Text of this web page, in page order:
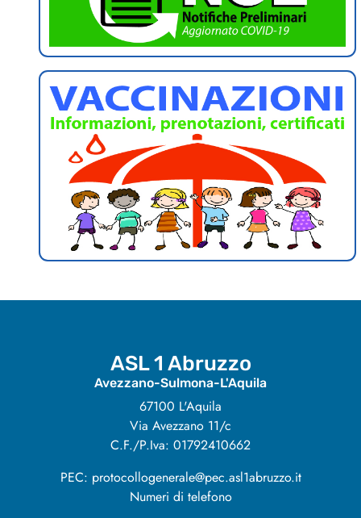
ASL 1 Abruzzo
Avezzano-Sulmona-L'Aquila
67100 L'Aquila
Via Avezzano 11/c
C.F./P.Iva: 01792410662
PEC: protocollogenerale@pec.asl1abruzzo.it
Numeri di telefono